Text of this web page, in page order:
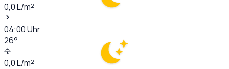
0,0L/m²
04:00Uhr
26°
0,0L/m²